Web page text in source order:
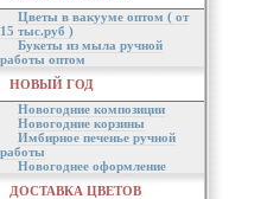
Цветы в вакууме оптом ( от
15 тыс.руб )
Букеты из мыла ручной
работы оптом
НОВЫЙ ГОД
Новогодние композиции
Новогодние корзины
Имбирное печенье ручной
работы
Новогоднее оформление
ДОСТАВКА ЦВЕТОВ